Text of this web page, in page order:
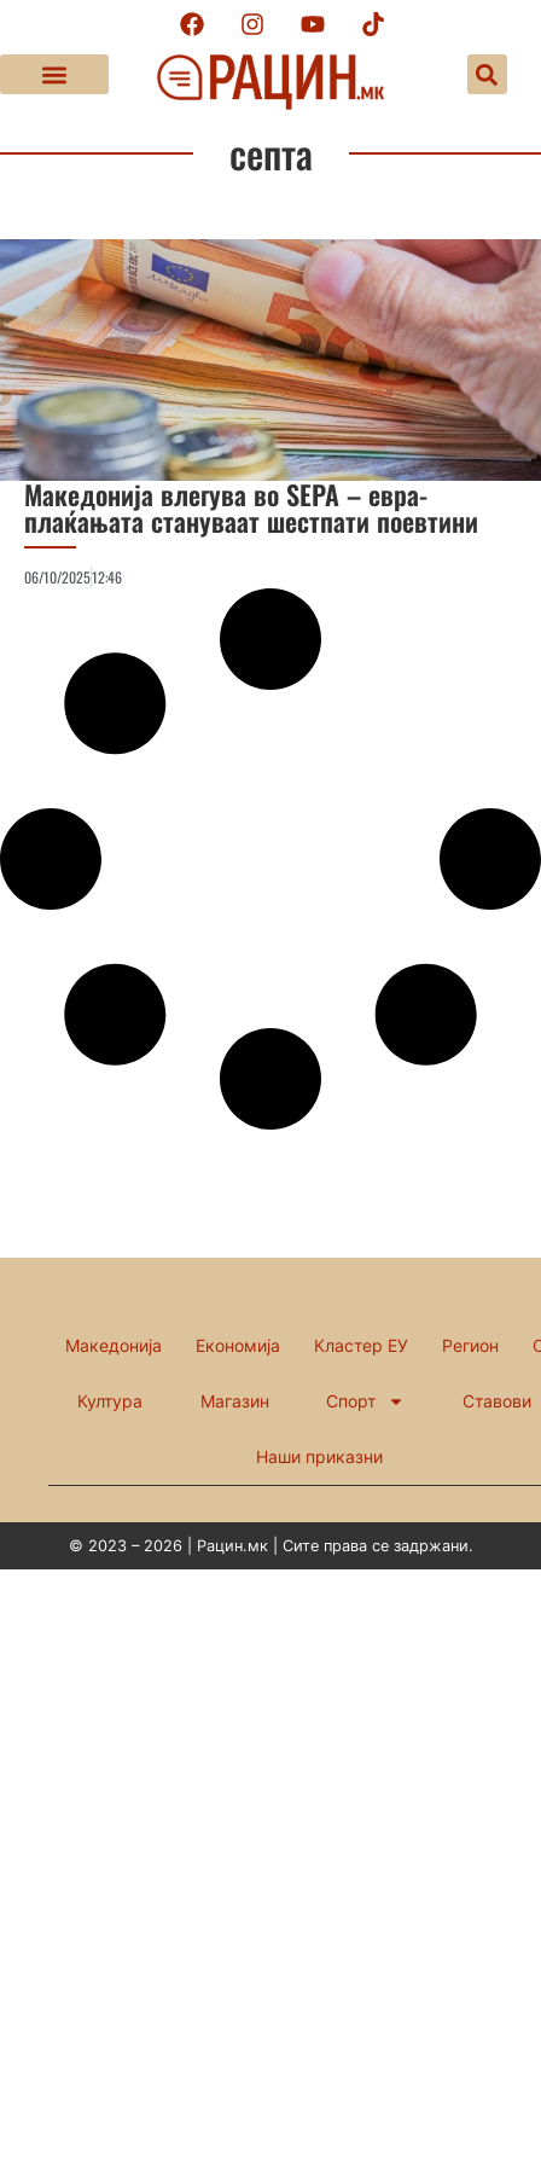
септа
Македонија влегува во SEPA – евра-
плаќањата стануваат шестпати поевтини
06/10/202512:46
Македонија Економија Кластер ЕУ Регион
Култура Магазин Спорт Ставови
Наши приказни
© 2023 – 2026 | Рацин.мк | Сите права се задржани.